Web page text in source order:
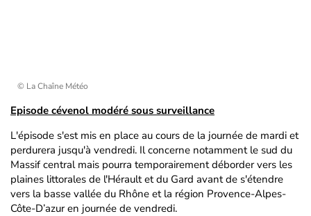
© La Chaîne Météo
Episode cévenol modéré sous surveillance
L'épisode s'est mis en place au cours de la journée de mardi et
perdurera jusqu'à vendredi. Il concerne notamment le sud du
Massif central mais pourra temporairement déborder vers les
plaines littorales de l'Hérault et du Gard avant de s'étendre
vers la basse vallée du Rhône et la région Provence-Alpes-
Côte-D’azur en journée de vendredi.